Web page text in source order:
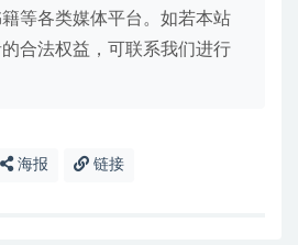
等各类媒体平台。如若本站
合法权益，可联系我们进行
海报 链接